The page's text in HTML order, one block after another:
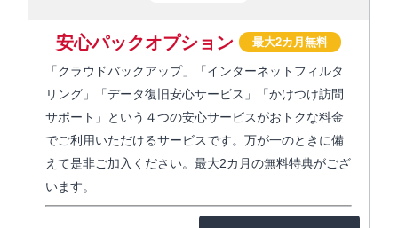
安心パックオプション 最大2カ月無料
「クラウドバックアップ」「インターネットフィルタ
リング」「データ復旧安心サービス」「かけつけ訪問
サポート」という４つの安心サービスがおトクな料金
でご利用いただけるサービスです。万が一のときに備
えて是非ご加入ください。最大2カ月の無料特典がござ
います。